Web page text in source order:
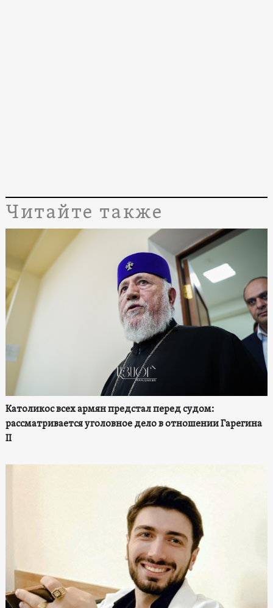
Читайте также
Католикос всех армян предстал перед судом:
рассматривается уголовное дело в отношении Гарегина
II